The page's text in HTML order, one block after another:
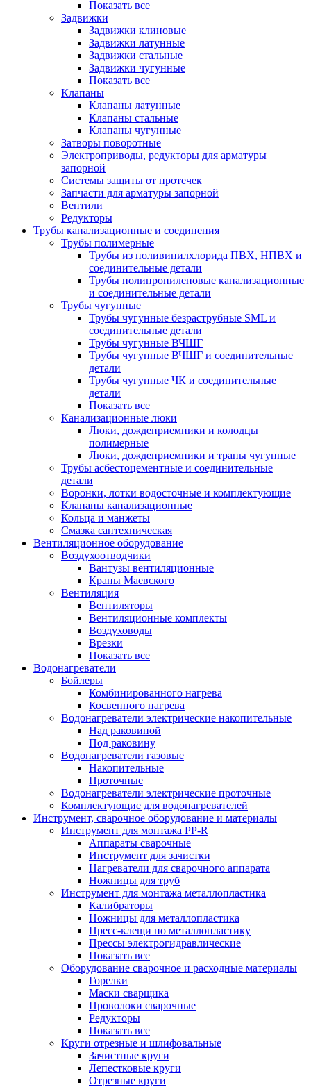
Показать все
Задвижки
Задвижки клиновые
Задвижки латунные
Задвижки стальные
Задвижки чугунные
Показать все
Клапаны
Клапаны латунные
Клапаны стальные
Клапаны чугунные
Затворы поворотные
Электроприводы, редукторы для арматуры
запорной
Системы защиты от протечек
Запчасти для арматуры запорной
Вентили
Редукторы
Трубы канализационные и соединения
Трубы полимерные
Трубы из поливинилхлорида ПВХ, НПВХ и
соединительные детали
Трубы полипропиленовые канализационные
и соединительные детали
Трубы чугунные
Трубы чугунные безраструбные SML и
соединительные детали
Трубы чугунные ВЧШГ
Трубы чугунные ВЧШГ и соединительные
детали
Трубы чугунные ЧК и соединительные
детали
Показать все
Канализационные люки
Люки, дождеприемники и колодцы
полимерные
Люки, дождеприемники и трапы чугунные
Трубы асбестоцементные и соединительные
детали
Воронки, лотки водосточные и комплектующие
Клапаны канализационные
Кольца и манжеты
Смазка сантехническая
Вентиляционное оборудование
Воздухоотводчики
Вантузы вентиляционные
Краны Маевского
Вентиляция
Вентиляторы
Вентиляционные комплекты
Воздуховоды
Врезки
Показать все
Водонагреватели
Бойлеры
Комбинированного нагрева
Косвенного нагрева
Водонагреватели электрические накопительные
Над раковиной
Под раковину
Водонагреватели газовые
Накопительные
Проточные
Водонагреватели электрические проточные
Комплектующие для водонагревателей
Инструмент, сварочное оборудование и материалы
Инструмент для монтажа PP-R
Аппараты сварочные
Инструмент для зачистки
Нагреватели для сварочного аппарата
Ножницы для труб
Инструмент для монтажа металлопластика
Калибраторы
Ножницы для металлопластика
Пресс-клещи по металлопластику
Прессы электрогидравлические
Показать все
Оборудование сварочное и расходные материалы
Горелки
Маски сварщика
Проволоки сварочные
Редукторы
Показать все
Круги отрезные и шлифовальные
Зачистные круги
Лепестковые круги
Отрезные круги